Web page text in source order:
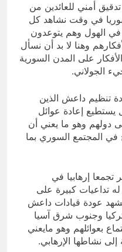
تدقيق أمني للعائدين من
في وقت نشاهد كل
الهول وهم يتوعدون
وهنا لا بد أن نسأل
على المدن السورية
الجولاني.
تنظيم داعش الذين
إعادة عوائل
دولهم وهو ما يعني أن
المجتمع السوري بما
تجمعا إرهابيا في
تداعيات كبيرة على
نشهد عودة قيادات داعش
وجنوب شرق آسيا
بعوائلهم وهو مايعني
نشاطها الإرهابي.